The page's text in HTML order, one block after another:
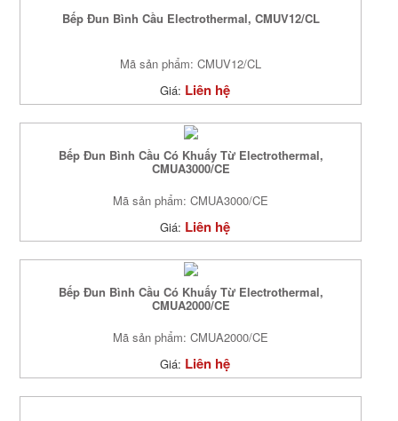
Bếp Đun Bình Cầu Electrothermal, CMUV12/CL
Mã sản phẩm: CMUV12/CL
Giá: Liên hệ
Bếp Đun Bình Cầu Có Khuấy Từ Electrothermal,
CMUA3000/CE
Mã sản phẩm: CMUA3000/CE
Giá: Liên hệ
Bếp Đun Bình Cầu Có Khuấy Từ Electrothermal,
CMUA2000/CE
Mã sản phẩm: CMUA2000/CE
Giá: Liên hệ